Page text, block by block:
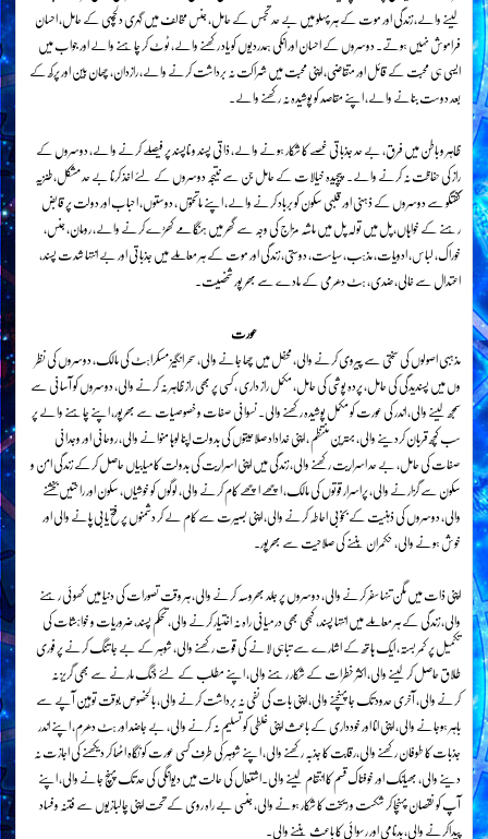
لینے والے، زندگی اور موت کے ہر پہلو میں بے حد تجسس کے حامل، جنس مخالف میں گہری دلچسپی کے حامل، احسان
فراموش نہیں ہوتے۔ دوسروں کے احسان اور انکی ہمدردیوں کو یاد رکھنے والے، ٹوٹ کر چاہنے والے اور جواب میں
ایسی ہی محبت کے قائل اور متقاضی، اپنی محبت میں شراکت نہ برداشت کرنے والے، رازدان، چھان بین اور پرکھ کے
بعد دوست بنانے والے، اپنے مقاصد کو پوشیدہ نہ رکھنے والے۔
ظاہر و باطن میں فرق، بے حد جذباتی غصے کا شکار ہونے والے، ذاتی پسند و ناپسند پر فیصلے کرنے والے، دوسروں کے
راز کی حفاظت نہ کرنے والے۔ پیچیدہ خیالات کے حامل جن سے نتیجہ دوسروں کے لئے اخذ کرنا بے حد مشکل، طنزیہ
گفتگو سے دوسروں کے ذہنی اور قلبی سکون کو برباد کرنے والے، اپنے ماتحتوں ، دوستوں، احباب اور دولت پر قابض
رہنے کے خواہاں، پل میں تولہ پل میں ماشہ مزاج کی وجہ سے گھر میں ہنگامے کھڑے کرنے والے، رومان، جنس،
خوراک، لباس، ادویات، مذہب، سیاست، دوستی، زندگی اور موت کے ہر معاملے میں جذباتی اور بے انتہا شدت پسند،
اعتدال سے خالی، ضدی، ہٹ دھرمی کے مادے سے بھر پور شخصیت۔
عورت
مذہبی اصولوں کی سختی سے پیروی کرنے والی، محفل میں چھا جانے والی، سحر انگیز مسکراہٹ کی مالک، دوسروں کی نظر
وں میں پسندیدگی کی حامل، پردہ پوشی کی حامل، مکمل راز داری ، کسی پر بھی راز ظاہر نہ کرنے والی، دوسروں کو آسانی سے
سمجھ لینے والی، اندر کی عورت کو مکمل پوشیدہ رکھنے والی۔ نسوانی صفات و خصوصیات سے بھرپور، اپنے چاہنے والے پر
سب کچھ قربان کردینے والی، بہترین منتظم ، اپنی خداداد صلاحیتوں کی بدولت اپنا لوہا منوانے والی، روحانی اور وجدانی
صفات کی حامل، بے حد اسراریت رکھنے والی، زندگی میں اپنی اسراریت کی بدولت کامیابیاں حاصل کرکے زندگی امن و
سکون سے گزارنے والی، پراسرار قوتوں کی مالک، اچھے اچھے کام کرنے والی، لوگوں کو خوشیاں، سکون اور راحتیں بخشنے
والی، دوسروں کی ذہنیت کے بخوبی احاطہ کرنے والی، اپنی بصیرت سے کام لے کر دشمنوں پر فتح یابی پانے والی اور
خوش ہونے والی، حکمران بننے کی صلاحیت سے بھرپور۔
اپنی ذات میں مگن تنہا سفر کرنے والی، دوسروں پر جلد بھروسہ کرنے والی، ہر وقت تصورات کی دنیا میں کھوئی رہنے
والی، زندگی کے ہر معاملے میں انتہا پسند، کبھی بھی درمیانی راہ نہ اختیار کرنے والی، تحکم پسند، ضروریات و خواہشات کی
تکمیل پر کمر بستہ، ایک ہاتھ کے اشارے سے تباہی لانے کی قوت رکھنے والی، شوہر کے بے جا تنگ کرنے پر فوری
طلاق حاصل کرلینے والی، اکثر خطرات کے شکار رہنے والی، اپنے مطلب کے لئے ڈنگ مارنے سے بھی گریز نہ
کرنے والی، آخری حدود تک جا پہنچنے والی، اپنی بات کی نفی نہ برداشت کرنے والی، بالخصوص بوقت توہین آپے سے
باہر ہوجانے والی، اپنی انا اور خودداری کے باعث اپنی غلطی کو تسلیم نہ کرنے والی، بے جاضد اور ہٹ دھرم، اپنے اندر
جذبات کا طوفان رکھنے والی،رقابت کا جذبہ رکھنے والی، اپنے شوہر کی طرف کسی عورت کو نگاہ اٹھا کر دیکھنے کی اجازت نہ
دینے والی، بھیانک اور خوفناک قسم کا انتقام لینے والی۔اشتعال کی حالت میں دیوانگی کی حد تک پہنچ جانے والی، اپنے
آپ کو نقصان پہنچا کر شکست و ریخت کا شکار ہونے والی، جنسی بے راہ روی کے تحت اپنی چالبازیوں سے فتنہ و فساد
پیداکرنے والی، بدنامی اور رسوائی کا باعث بننے والی۔